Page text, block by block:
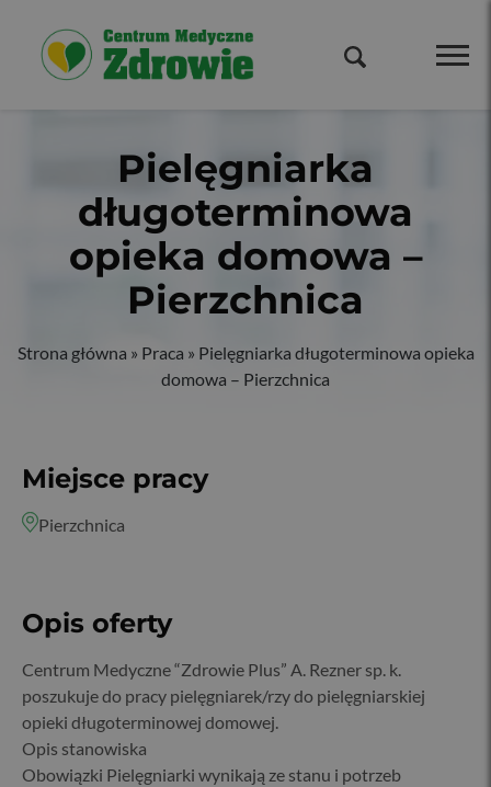
Pielęgniarka
długoterminowa
opieka domowa –
Pierzchnica
Strona główna » Praca » Pielęgniarka długoterminowa opieka
domowa – Pierzchnica
Miejsce pracy
Pierzchnica
Opis oferty
Centrum Medyczne “Zdrowie Plus” A. Rezner sp. k.
poszukuje do pracy pielęgniarek/rzy do pielęgniarskiej
opieki długoterminowej domowej.
Opis stanowiska
Obowiązki Pielęgniarki wynikają ze stanu i potrzeb